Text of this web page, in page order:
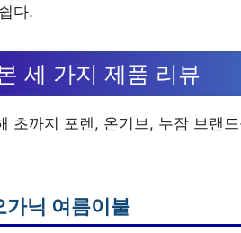
다.
세 가지 제품 리뷰
초까지 포렌, 온기브, 누잠 브랜
가닉 여름이불